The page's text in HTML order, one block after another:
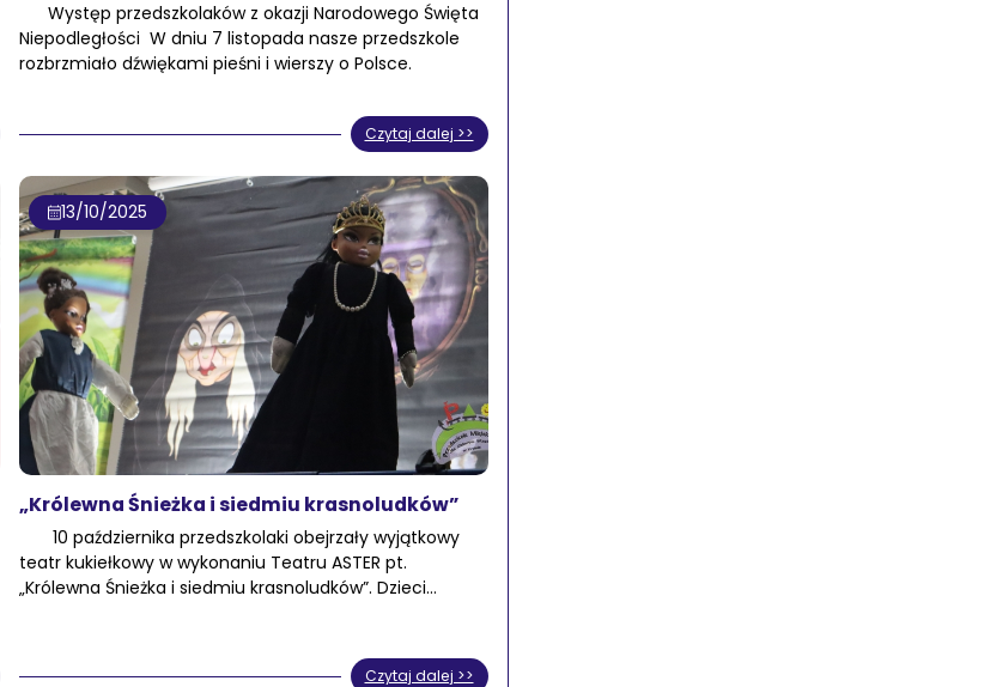
Występ przedszkolaków z okazji Narodowego Święta
Niepodległości W dniu 7 listopada nasze przedszkole
rozbrzmiało dźwiękami pieśni i wierszy o Polsce.
Czytaj dalej >>
13/10/2025
„Królewna Śnieżka i siedmiu krasnoludków”
10 października przedszkolaki obejrzały wyjątkowy
teatr kukiełkowy w wykonaniu Teatru ASTER pt.
„Królewna Śnieżka i siedmiu krasnoludków”. Dzieci…
Czytaj dalej >>